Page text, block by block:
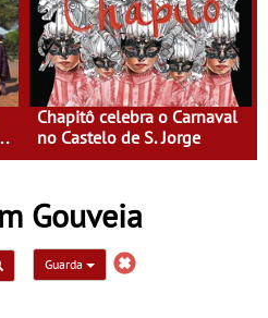
Chapitô celebra o Carnaval
no Castelo de S. Jorge
Gouveia
Guarda